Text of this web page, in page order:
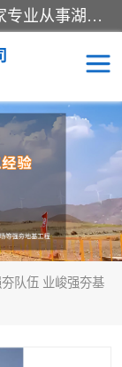
湖南业峻强夯基础工程有限公司是一家专业从事湖南强夯基础工程、强夯机租赁，地基处理的施工单位。业务覆盖：湖南、广东，江西等地。可承接1000KN.m-25000KN.m强夯（置换）工程。公司创始人是国内较早期从事强夯施工的建设者，经过多年的一步一个脚印的发展，在行业内具有较高的度和良好的口碑。
队伍 业峻强夯基
伍